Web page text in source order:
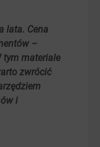
lata. Cena
–
tym materiale
zwrócić
i